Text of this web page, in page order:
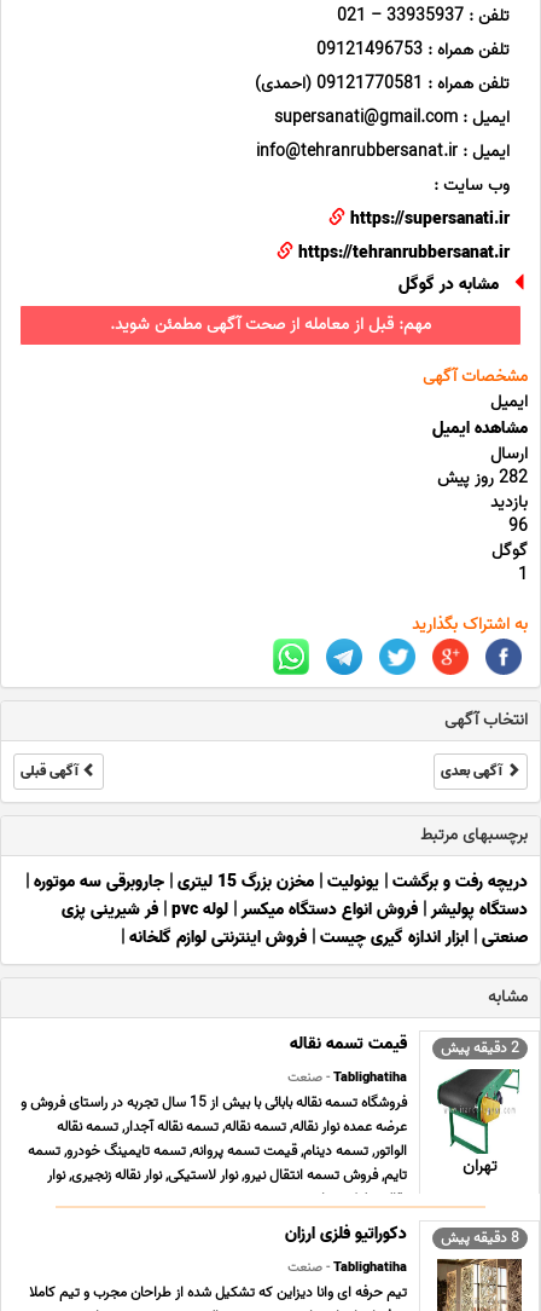
تلفن : 33935937 – 021
تلفن همراه : 09121496753
تلفن همراه : 09121770581 (احمدی)
ایمیل : supersanati@gmail.com
ایمیل : info@tehranrubbersanat.ir
وب سایت :
https://supersanati.ir
https://tehranrubbersanat.ir
مشابه در گوگل
مهم: قبل از معامله از صحت آگهی مطمئن شوید.
مشخصات آگهی
ایمیل
مشاهده ایمیل
ارسال
282 روز پیش
بازدید
96
گوگل
1
به اشتراک بگذارید
انتخاب آگهی
آگهی بعدی آگهی قبلی
برچسبهای مرتبط
دریچه رفت و برگشت| یونولیت| مخزن بزرگ 15 لیتری | جاروبرقی سه موتوره|
دستگاه پولیشر| فروش انواع دستگاه میکسر| لوله pvc | فر شیرینی پزی
صنعتی| ابزار اندازه گیری چیست| فروش اینترنتی لوازم گلخانه|
مشابه
2 دقیقه پیش
تهران
قیمت تسمه نقاله
Tablighatiha- صنعت
فروشگاه تسمه نقاله بابائی با بیش از 15 سال تجربه در راستای فروش و
عرضه عمده نوار نقاله, تسمه نقاله, تسمه نقاله آجدار, تسمه نقاله
الواتور, تسمه دینام, قیمت تسمه پروانه, تسمه تایمینگ خودرو, تسمه
تایم, فروش تسمه انتقال نیرو, نوار لاستیکی, نوار نقاله زنجیری, نوار
نقاله رولیکی, نوار ن ... ...
8 دقیقه پیش دکوراتیو فلزی ارزان
Tablighatiha- صنعت
تیم حرفه ای وانا دیزاین که تشکیل شده از طراحان مجرب و تیم کاملا